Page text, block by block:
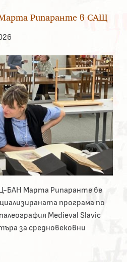
Марта Рипаранте в САЩ
БАН Марта Рипаранте бе
програма по
Medieval Slavic
за средновековни